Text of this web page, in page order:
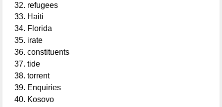
refugees
Haiti
Florida
irate
constituents
tide
torrent
Enquiries
Kosovo